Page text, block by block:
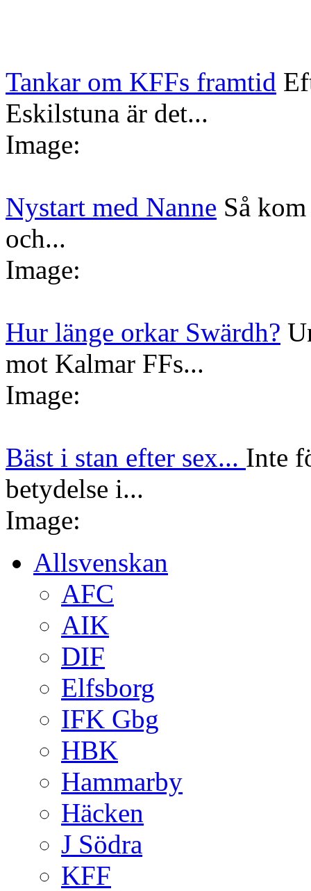
Tankar om KFFs framtid
Eskilstuna är det...
Image:
Nystart med Nanne Så
och...
Image:
Hur länge orkar Swärdh?
mot Kalmar FFs...
Image:
Bäst i stan efter sex... Inte
betydelse i...
Image:
Allsvenskan
AFC
AIK
DIF
Elfsborg
IFK Gbg
HBK
Hammarby
Häcken
J Södra
KFF